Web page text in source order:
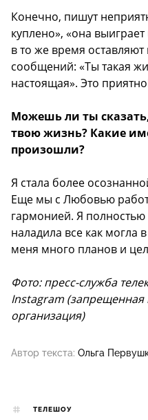
Конечно, пишут
куплено», «она
в то же время
сообщений: «Ты такая
настоящая». Это
Можешь ли ты
твою жизнь? Какие
произошли?
Я стала более
Еще мы с Любовью
гармонией. Я
наладила все как могла
меня много планов и
Фото: пресс-служба
Instagram (запрещенная
организация)
Автор текста: Ольга
ТЕЛЕШОУ